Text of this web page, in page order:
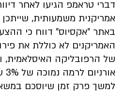
דברי טראמפ הגיעו לאחר
אמריקנית משמעותית, שייתכן
באתר "אקסיוס" דווח כי
האמריקנים לא כוללת את
של הרפובליקה
למשך פרק זמן שיוסכם במשא